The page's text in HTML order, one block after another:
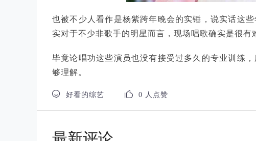
也被不少人看作是杨紫跨年晚会的实锤，说实话这
实对于不少非歌手的明星而言，现场唱歌确实是很有
毕竟论唱功这些演员也没有接受过多久的专业训练
够理解。
 好看的综艺  0 人点赞